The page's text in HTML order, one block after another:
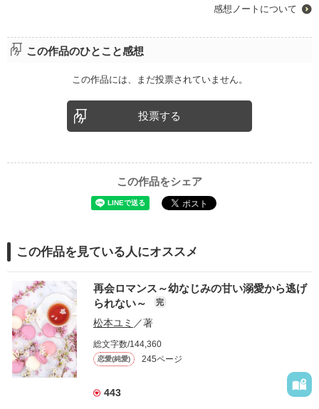
感想ノートについて
この作品のひとこと感想
この作品には、まだ投票されていません。
投票する
この作品をシェア
この作品を見ている人にオススメ
再会ロマンス～幼なじみの甘い溺愛から逃げ
られない～
完
松本ユミ ／著
総文字数/144,360
恋愛(純愛) 245ページ
443